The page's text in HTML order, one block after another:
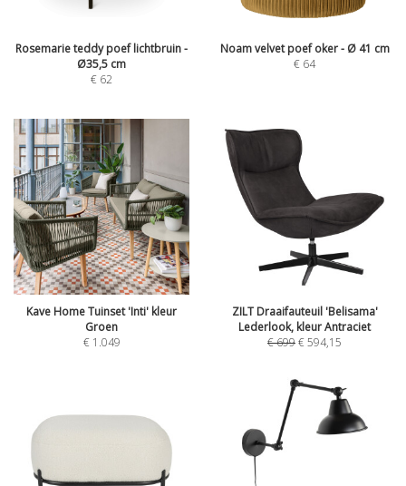
Rosemarie teddy poef lichtbruin -
Ø35,5 cm
€ 62
Noam velvet poef oker - Ø 41 cm
€ 64
Kave Home Tuinset 'Inti' kleur
Groen
€ 1.049
ZILT Draaifauteuil 'Belisama'
Lederlook, kleur Antraciet
€699€594,15